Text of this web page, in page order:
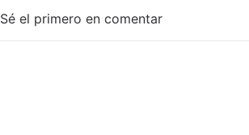
Sé el primero en comentar